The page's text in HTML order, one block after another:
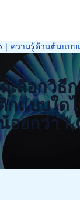
｜ความรู้ด้านต้นแบ
เลือกวิธี
แบบใดไ
ยกว่า